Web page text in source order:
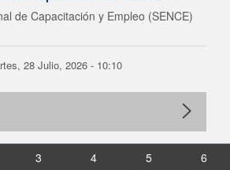
de Capacitación y Empleo (SENCE)
28 Julio, 2026 - 10:10
3 4 5
6